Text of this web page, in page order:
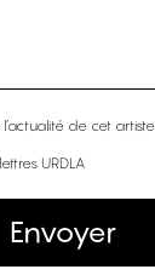
de cet artiste
URDLA
Envoyer